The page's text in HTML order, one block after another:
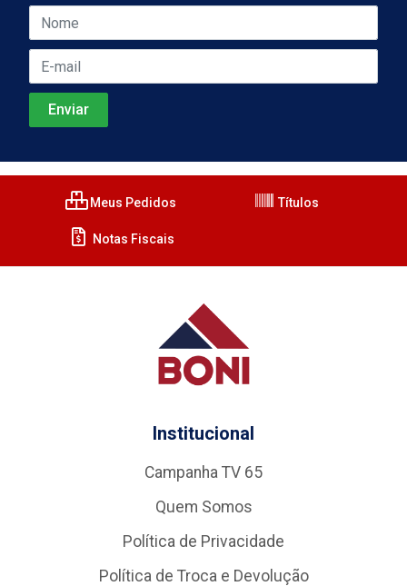
Meus Pedidos Títulos
Notas Fiscais
Institucional
Campanha TV 65
Quem Somos
Política de Privacidade
Política de Troca e Devolução